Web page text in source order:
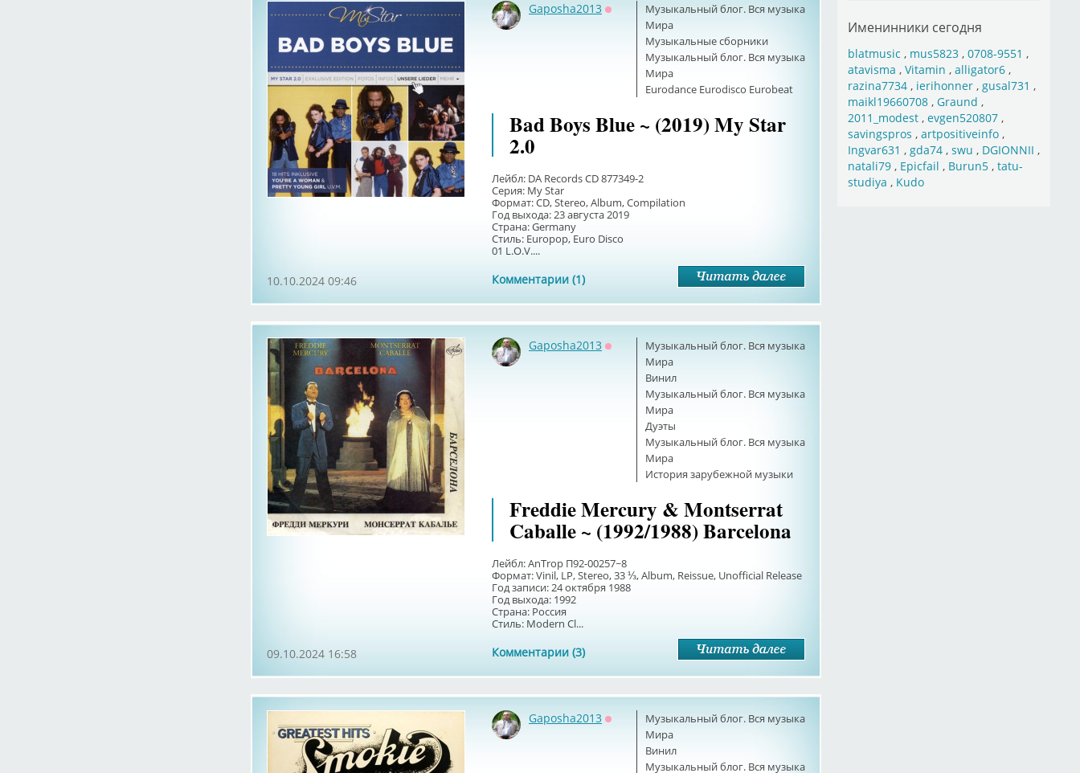
Музыкальный блог. Вся музыка
Мира
Музыкальные сборники
Музыкальный блог. Вся музыка
Мира
Eurodance Eurodisco Eurobeat
Gaposha2013
Оффлайн
Bad Boys Blue ~ (2019) My Star
2.0
Лейбл: DA Records CD 877349-2
Серия: My Star
Формат: CD, Stereo, Album, Compilation
Год выхода: 23 августа 2019
Страна: Germany
Стиль: Europop, Euro Disco
01 L.O.V....
Комментарии (1)
10.10.2024 09:46
Музыкальный блог. Вся музыка
Мира
Винил
Музыкальный блог. Вся музыка
Мира
Дуэты
Музыкальный блог. Вся музыка
Мира
История зарубежной музыки
Gaposha2013
Оффлайн
Freddie Mercury & Montserrat
Caballe ~ (1992/1988) Barcelona
Лейбл: AnTrop П92-00257~8
Формат: Vinil, LP, Stereo, 33 ⅓, Album, Reissue, Unofficial Release
Год записи: 24 октября 1988
Год выхода: 1992
Страна: Россия
Стиль: Modern Cl...
Комментарии (3)
09.10.2024 16:58
Музыкальный блог. Вся музыка
Мира
Винил
Музыкальный блог. Вся музыка
Gaposha2013
Оффлайн
Именинники сегодня
blatmusic , mus5823, 0708-9551 ,
atavisma , Vitamin , alligator6,
razina7734, ierihonner, gusal731 ,
maikl19660708, Graund ,
2011_modest, evgen520807,
savingspros , artpositiveinfo,
Ingvar631 , gda74, swu , DGIONNII ,
natali79, Epicfail , Burun5, tatu-
studiya , Kudo